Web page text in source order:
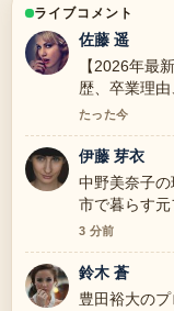
ライブコメント
佐藤 遥
【2026年最
歴、卒業理
全解説 を追
信頼できます
たった今
伊藤 芽衣
中野美奈子
市で暮らす
かります。ラ
3 分前
鈴木 蒼
豊田裕大の